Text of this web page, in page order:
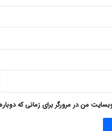
من در مرورگر برای زمانی که